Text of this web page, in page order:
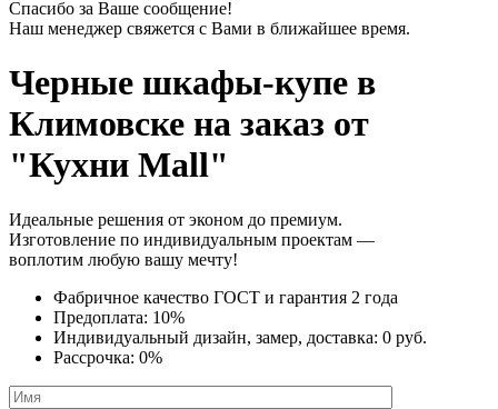
Спасибо за Ваше сообщение!
Наш менеджер свяжется с Вами в ближайшее время.
Черные шкафы-купе в
Климовске на заказ от
"Кухни Mall"
Идеальные решения от эконом до премиум.
Изготовление по индивидуальным проектам —
воплотим любую вашу мечту!
Фабричное качество ГОСТ и гарантия 2 года
Предоплата: 10%
Индивидуальный дизайн, замер, доставка: 0 руб.
Рассрочка: 0%